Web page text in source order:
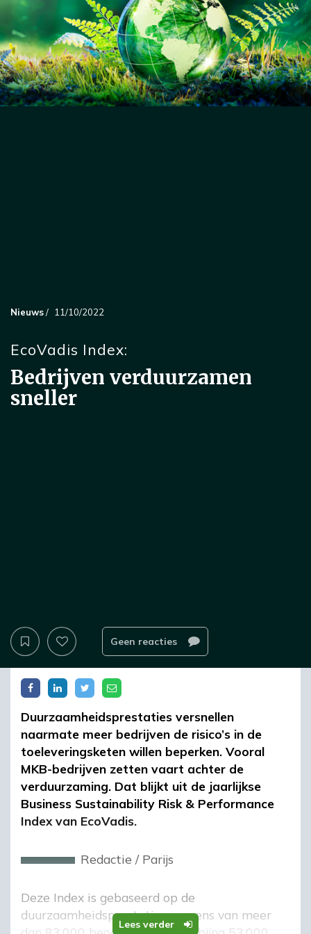
Nieuws/ 11/10/2022
EcoVadis Index:
Bedrijven verduurzamen
sneller
Geen reacties
Lees verder
Duurzaamheidsprestaties versnellen
naarmate meer bedrijven de risico’s in de
toeleveringsketen willen beperken. Vooral
MKB-bedrijven zetten vaart achter de
verduurzaming. Dat blijkt uit de jaarlijkse
Business Sustainability Risk & Performance
Index van EcoVadis.
Redactie / Parijs
Deze Index is gebaseerd op de
duurzaamheidsprestatiegegevens van meer